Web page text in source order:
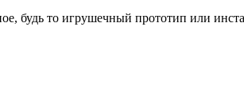
будь то игрушечный прототип или